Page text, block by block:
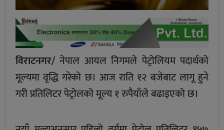
विराटनगर/ नेपाल आयल निगमले पेट्रोलियम पदार्थको
मूल्यमा वृद्धि गरेको छ। आज राति १२ बजेबाट लागू हुने
गरी प्रतिलिटर पेट्रोलको मूल्य १ रुपैयाँले बढाइएको छ।